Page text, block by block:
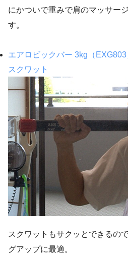
にかついで重みで肩のマッサー
す。
エアロビックバー 3kg（
スクワット
スクワットもサクッとできるの
グアップに最適。